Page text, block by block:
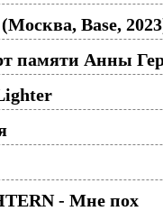
Base,
памяти Анны
- Мне пох